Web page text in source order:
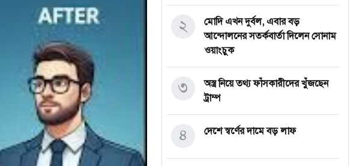
মোদি এখন দুর্বল, এবার বড়
আন্দোলনের সতর্কবার্তা দিলেন সোনাম
ওয়াংচুক
২
অস্ত্র নিয়ে তথ্য ফাঁসকারীদের খুঁজছেন
ট্রাম্প
৩
দেশে স্বর্ণের দামে বড় লাফ
৪